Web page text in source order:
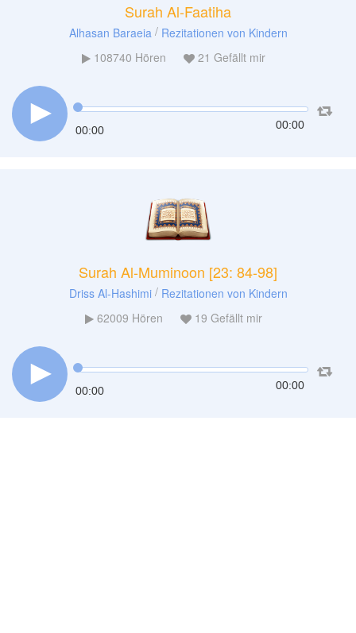
Surah Al-Faatiha
Alhasan Baraeia / Rezitationen von Kindern
108740 Hören 21 Gefällt mir
00:00 00:00
Surah Al-Muminoon [23: 84-98]
Driss Al-Hashimi/ Rezitationen von Kindern
62009 Hören 19 Gefällt mir
00:00 00:00